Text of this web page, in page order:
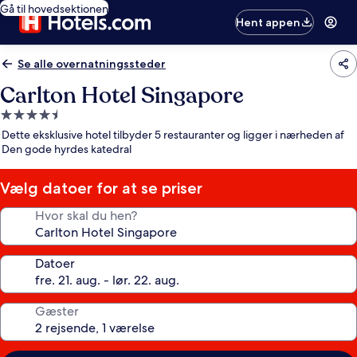
Gå til hovedsektionen
Hent appen
Se alle overnatningssteder
Carlton Hotel Singapore
4.5-
stjernet
overnatningssted
Dette eksklusive hotel tilbyder 5 restauranter og ligger i nærheden af
Den gode hyrdes katedral
Vælg datoer for at se priser
Hvor skal du hen?
Datoer
Gæster